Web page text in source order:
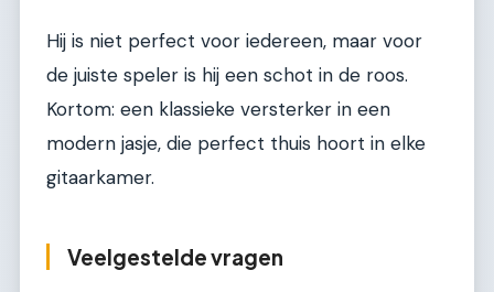
Hij is niet perfect voor iedereen, maar voor
de juiste speler is hij een schot in de roos.
Kortom: een klassieke versterker in een
modern jasje, die perfect thuis hoort in elke
gitaarkamer.
Veelgestelde vragen